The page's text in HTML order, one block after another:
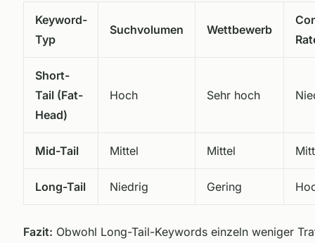
Keyword-
Typ
Suchvolumen Wettbewerb
Short-
Tail (Fat-
Head)
Hoch Sehr hoch
Mid-Tail Mittel Mittel
Long-Tail Niedrig Gering
Fazit: Obwohl Long-Tail-Keywords einzeln weniger